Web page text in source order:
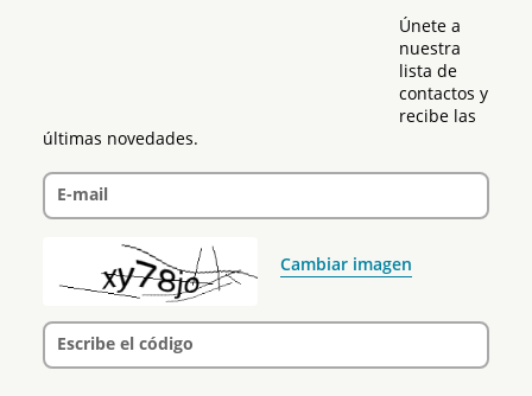
Únete a
nuestra
lista de
contactos y
recibe las
últimas novedades.
E-mail
Cambiar imagen
Escribe el código